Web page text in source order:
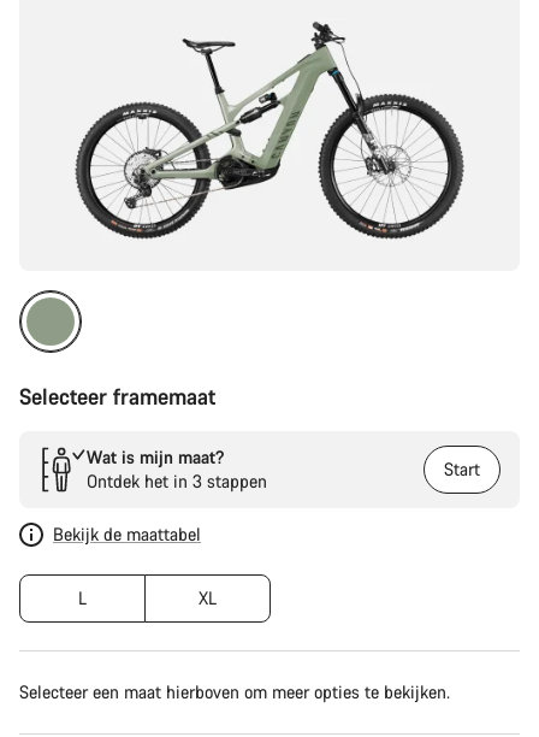
Selecteer framemaat
Wat is mijn maat?
Ontdek het in 3 stappen
Start
Bekijk de maattabel
L XL
Selecteer een maat hierboven om meer opties te bekijken.